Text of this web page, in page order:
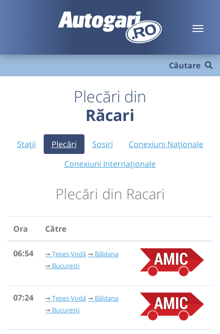
Căutare
Plecări din
Răcari
Stații Plecări Sosiri
Conexiuni Naționale
Conexiuni Internaționale
Plecări din Racari
Ora Către
06:54 Țepeș Vodă
Bâldana
București
07:24 Țepeș Vodă
Bâldana
București